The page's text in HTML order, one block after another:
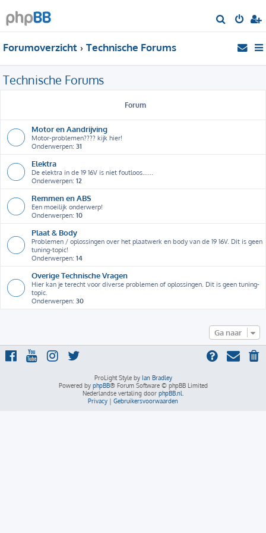
o
Forumoverzicht Technische Forums
Technische Forums
Forum
Motor en Aandrijving
Motor-problemen???? kijk hier!
Onderwerpen: 31
Elektra
De elektra in de 19 16V is niet foutloos......
Onderwerpen: 12
Remmen en ABS
Een moeilijk onderwerp!
Onderwerpen: 10
Plaat & Body
Problemen / oplossingen over het plaatwerk en body van de 19 16V. Dit is geen
tuning-topic!
Onderwerpen: 14
Overige Technische Vragen
Hier kan je terecht voor diverse problemen of oplossingen. Dit is geen tuning-
topic.
Onderwerpen: 30
Ga naar
ProLight Style by Ian Bradley
Powered by phpBB® Forum Software © phpBB Limited
Nederlandse vertaling door phpBB.nl
Privacy | Gebruikersvoorwaarden